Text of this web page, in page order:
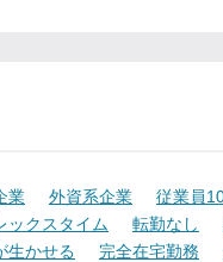
業 外資系企業 従業員
ックスタイム 転勤なし
生かせる 完全在宅勤務